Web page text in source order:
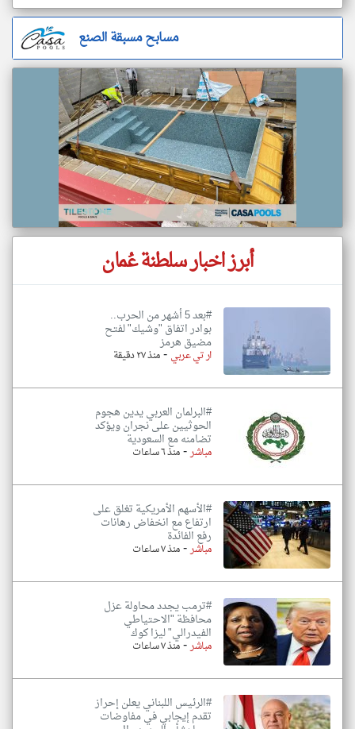
مسابح مسبقة الصنع
أبرز اخبار سلطنة عُمان
#بعد 5 أشهر من الحرب..
بوادر اتفاق "وشيك" لفتح
مضيق هرمز
ار تي عربي -منذ ٢٧ دقيقة
#البرلمان العربي يدين هجوم
الحوثيين على نجران ويؤكد
تضامنه مع السعودية
مباشر-منذ ٦ ساعات
#الأسهم الأمريكية تغلق على
ارتفاع مع انخفاض رهانات
رفع الفائدة
مباشر-منذ ٧ ساعات
#ترمب يجدد محاولة عزل
محافظة "الاحتياطي
الفيدرالي" ليزا كوك
مباشر-منذ ٧ ساعات
#الرئيس اللبناني يعلن إحراز
تقدم إيجابي في مفاوضات